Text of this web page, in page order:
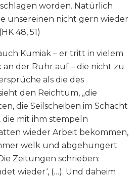
worden. Natürlich
unsereinen nicht gern wieder
48, 51)
Kumiak – er tritt in vielem
an der Ruhr auf – die nicht zu
als die des
den Reichtum, „die
die Seilscheiben im Schacht
die mit ihm stempeln
wieder Arbeit bekommen,
welk und abgehungert
Zeitungen schrieben:
wieder‘, (…). Und daheim